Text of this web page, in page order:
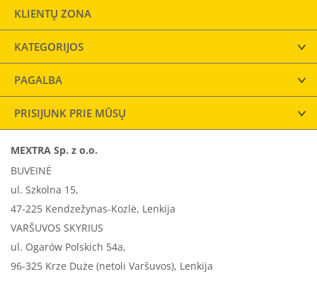
KLIENTŲ ZONA
KATEGORIJOS
PAGALBA
PRISIJUNK PRIE MŪSŲ
MEXTRA Sp. z o.o.
BUVEINĖ
ul. Szkolna 15,
47-225 Kendzežynas-Kozlė, Lenkija
VARŠUVOS SKYRIUS
ul. Ogarów Polskich 54a,
96-325 Krze Duże (netoli Varšuvos), Lenkija